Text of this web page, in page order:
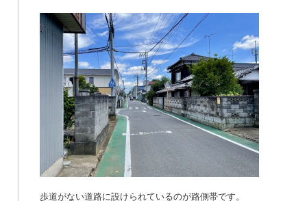
歩道がない道路に設けられているのが路側帯です。